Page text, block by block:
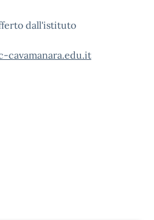
dall'istituto
cavamanara.edu.it